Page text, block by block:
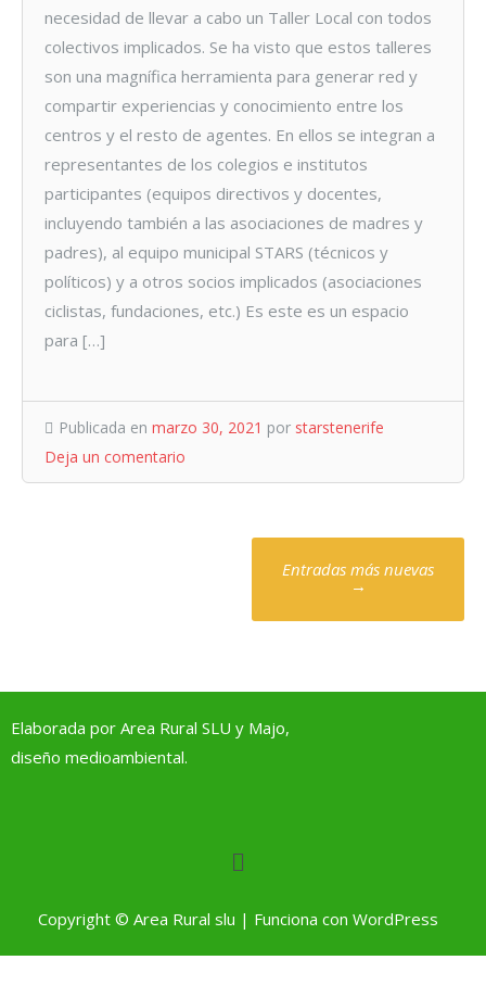
necesidad de llevar a cabo un Taller Local con todos
colectivos implicados. Se ha visto que estos talleres
son una magnífica herramienta para generar red y
compartir experiencias y conocimiento entre los
centros y el resto de agentes. En ellos se integran a
representantes de los colegios e institutos
participantes (equipos directivos y docentes,
incluyendo también a las asociaciones de madres y
padres), al equipo municipal STARS (técnicos y
políticos) y a otros socios implicados (asociaciones
ciclistas, fundaciones, etc.) Es este es un espacio
para […]
Publicada en marzo 30, 2021 por starstenerife
Deja un comentario
Entradas más nuevas
→
Elaborada por Area Rural SLU y Majo,
diseño medioambiental.
Copyright © Area Rural slu | Funciona con WordPress